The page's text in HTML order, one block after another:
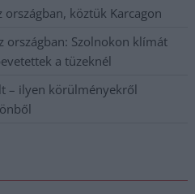
köztük Karcagon
országban: Szolnokon klímát
a tüzeknél
– ilyen körülményekről